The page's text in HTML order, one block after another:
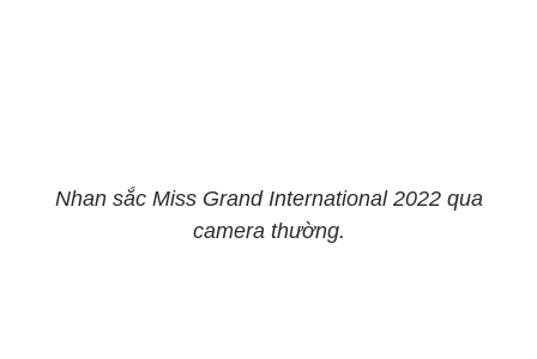
Nhan sắc Miss Grand International 2022 qua
camera thường.